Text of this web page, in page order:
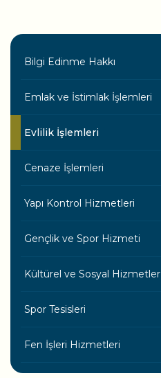
Bilgi Edinme Hakkı
Emlak ve İstimlak İşlemleri
Evlilik İşlemleri
Cenaze İşlemleri
Yapı Kontrol Hizmetleri
Gençlik ve Spor Hizmeti
Kültürel ve Sosyal Hizmetler
Spor Tesisleri
Fen İşleri Hizmetleri